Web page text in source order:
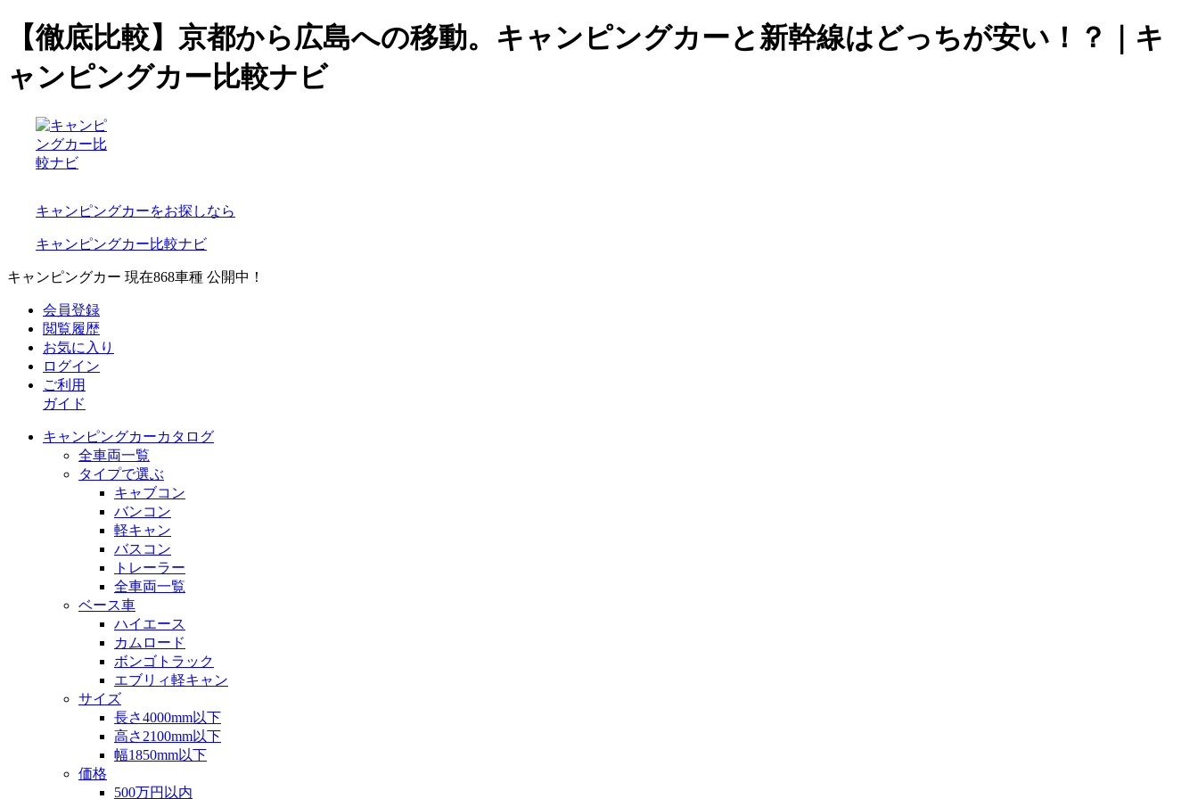
【徹底比較】京都から広島への移動。キャンピングカーと新幹線はどっちが安い！？｜キ
ャンピングカー比較ナビ
キャンピングカーをお探しなら
キャンピングカー比較ナビ
キャンピングカー 現在868車種 公開中！
会員登録
閲覧履歴
お気に入り
ログイン
ご利用
ガイド
キャンピングカーカタログ
全車両一覧
タイプで選ぶ
キャブコン
バンコン
軽キャン
バスコン
トレーラー
全車両一覧
ベース車
ハイエース
カムロード
ボンゴトラック
エブリィ軽キャン
サイズ
長さ4000mm以下
高さ2100mm以下
幅1850mm以下
価格
500万円以内